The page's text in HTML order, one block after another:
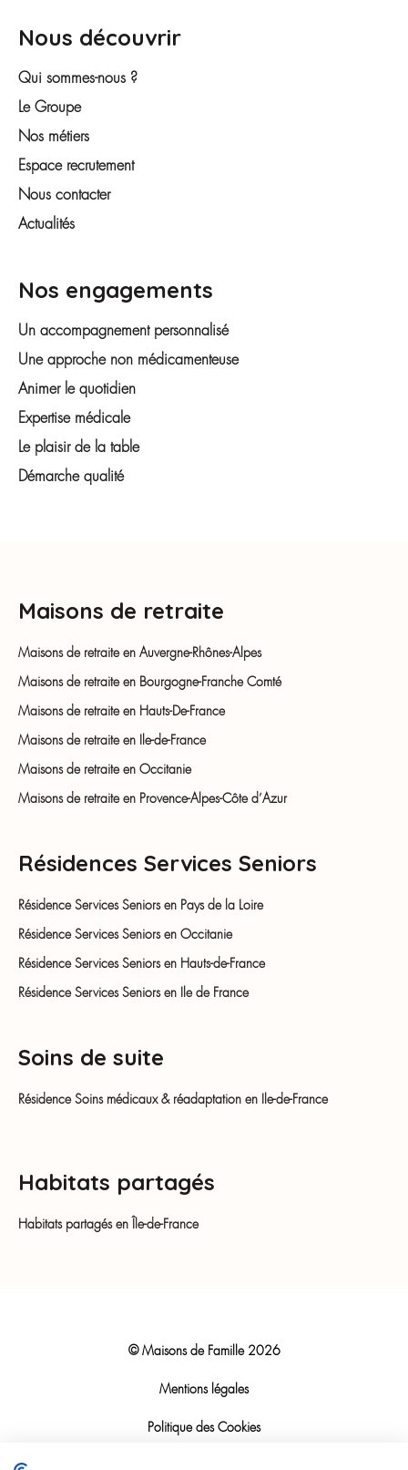
Nous découvrir
Qui sommes-nous ?
Le Groupe
Nos métiers
Espace recrutement
Nous contacter
Actualités
Nos engagements
Un accompagnement personnalisé
Une approche non médicamenteuse
Animer le quotidien
Expertise médicale
Le plaisir de la table
Démarche qualité
Maisons de retraite
Maisons de retraite en Auvergne-Rhônes-Alpes
Maisons de retraite en Bourgogne-Franche Comté
Maisons de retraite en Hauts-De-France
Maisons de retraite en Ile-de-France
Maisons de retraite en Occitanie
Maisons de retraite en Provence-Alpes-Côte d’Azur
Résidences Services Seniors
Résidence Services Seniors en Pays de la Loire
Résidence Services Seniors en Occitanie
Résidence Services Seniors en Hauts-de-France
Résidence Services Seniors en Ile de France
Soins de suite
Résidence Soins médicaux & réadaptation en Ile-de-France
Habitats partagés
Habitats partagés en Île-de-France
© Maisons de Famille 2026
Mentions légales
Politique des Cookies